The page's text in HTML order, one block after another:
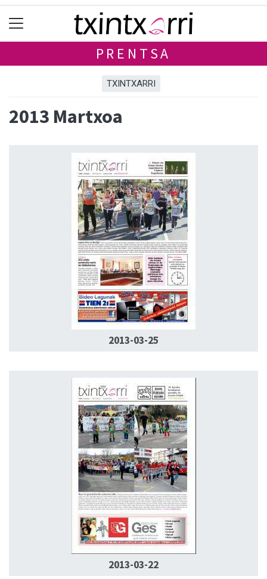
PRENTSA
TXINTXARRI
2013 Martxoa
2013-03-25
2013-03-22